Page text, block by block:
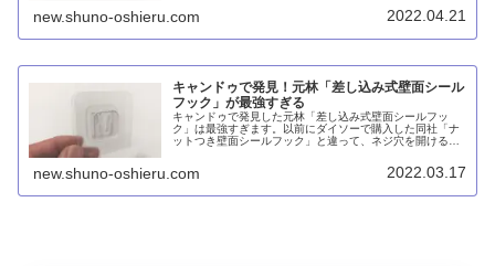
ートで持ち運ぶ際にブラブラしないのがメリットかと思い
ます。
new.shuno-oshieru.com 2022.04.21
キャンドゥで発見！元林「差し込み式壁面シール
フック」が最強すぎる
キャンドゥで発見した元林「差し込み式壁面シールフッ
ク」は最強すぎます。以前にダイソーで購入した同社「ナ
ットつき壁面シールフック」と違って、ネジ穴を開ける必
new.shuno-oshieru.com 2022.03.17